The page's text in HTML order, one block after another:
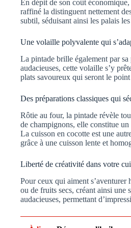
En dépit de son coût
raffiné la distinguent nettement
subtil, séduisant ainsi les palais
Une volaille polyvalente qui
La pintade brille également par
audacieuses, cette volaille s’y
plats savoureux qui seront le
Des préparations classiques qui
Rôtie au four, la pintade révèle
de champignons, elle constitue
La cuisson en cocotte est une
grâce à une cuisson lente et
Liberté de créativité dans votre
Pour ceux qui aiment s’aventurer
ou de fruits secs, créant ainsi une
audacieuses, permettant